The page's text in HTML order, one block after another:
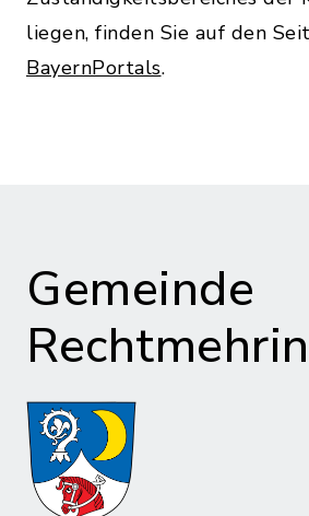
liegen, finden Sie auf den
BayernPortals.
Gemeinde